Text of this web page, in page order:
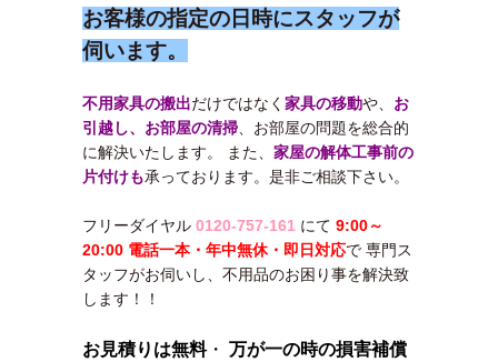
お客様の指定の日時にスタッフが
伺います。
不用家具の搬出だけではなく 家具の移動や、 お
引越し、お部屋の清掃 、お部屋の問題を総合的
に解決いたします。 また、 家屋の解体工事前の
片付けも承っております。是非ご相談下さい。
フリーダイヤル 0120-757-161 にて 9:00～
20:00 電話一本・年中無休・即日対応で 専門ス
タッフがお伺いし、不用品のお困り事を解決致
します！！
お見積りは無料・ 万が一の時の損害補償